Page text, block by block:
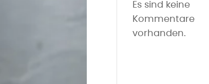
Es sind keine
Kommentare
vorhanden.